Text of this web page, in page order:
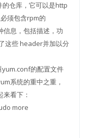
仓库，它可以是http
须包含rpm的
息，包括描述，功
这些 header并加以分
yum.conf的配置文件
系统的重中之重，
看下：
more